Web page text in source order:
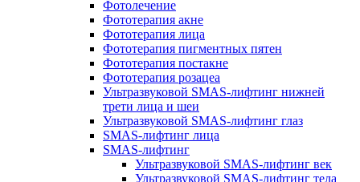
Фотолечение
Фототерапия акне
Фототерапия лица
Фототерапия пигментных пятен
Фототерапия постакне
Фототерапия розацеа
Ультразвуковой SMAS-лифтинг нижней
трети лица и шеи
Ультразвуковой SMAS-лифтинг глаз
SMAS-лифтинг лица
SMAS-лифтинг
Ультразвуковой SMAS-лифтинг век
Ультразвуковой SMAS-лифтинг тела